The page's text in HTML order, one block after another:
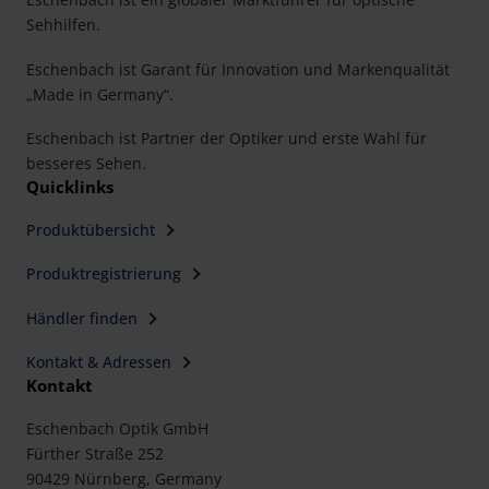
Sehhilfen.
Eschenbach ist Garant für Innovation und Markenqualität
„Made in Germany“.
Eschenbach ist Partner der Optiker und erste Wahl für
besseres Sehen.
Quicklinks
Produktübersicht
Produktregistrierung
Händler finden
Kontakt & Adressen
Kontakt
Eschenbach Optik GmbH
Fürther Straße 252
90429 Nürnberg, Germany